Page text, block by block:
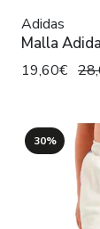
Adidas
Malla
19,60€
30%